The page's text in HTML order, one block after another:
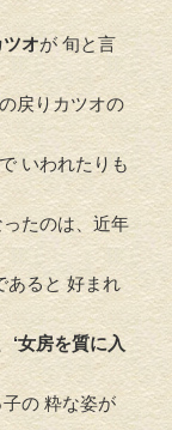
ツオが 旬と言
戻りカツオの
いわれたりも
たのは、近年
あると 好まれ
‘女房を質に入
の 粋な姿が